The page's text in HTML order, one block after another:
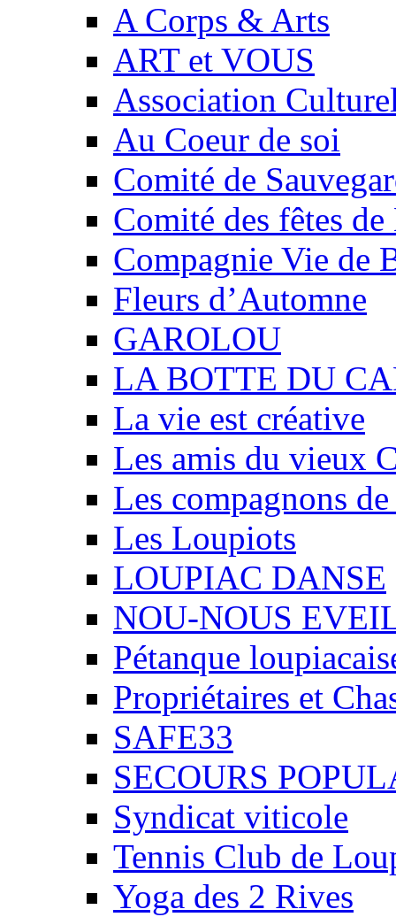
A Corps & Arts
ART et VOUS
Association
Au Coeur de soi
Comité de
Comité des fêtes
Compagnie Vie de
Fleurs d’Automne
GAROLOU
LA BOTTE DU
La vie est créative
Les amis du vieux
Les compagnons
Les Loupiots
LOUPIAC DANSE
NOU-NOUS
Pétanque
Propriétaires et
SAFE33
SECOURS
Syndicat viticole
Tennis Club de
Yoga des 2 Rives